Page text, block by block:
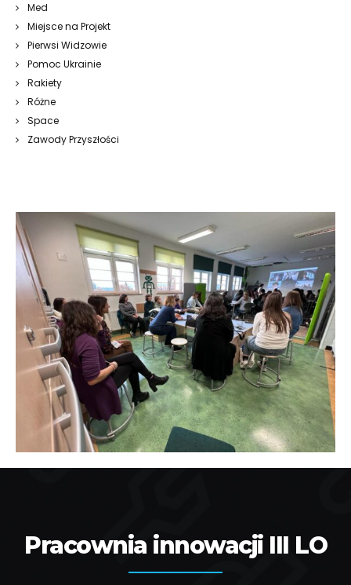
Med
Miejsce na Projekt
Pierwsi Widzowie
Pomoc Ukrainie
Rakiety
Różne
Space
Zawody Przyszłości
Pracownia innowacji III LO